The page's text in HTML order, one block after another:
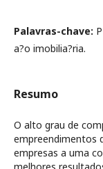
Palavras-chave:
a?o imobilia?ria.
Resumo
O alto grau de
empreendimentos
empresas a uma